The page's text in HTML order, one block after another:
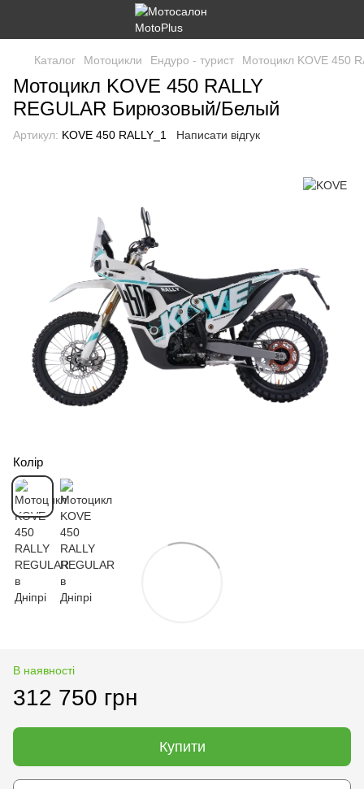
Каталог Мотоцикли Ендуро - турист Мотоцикл KOVE 450
Мотоцикл KOVE 450 RALLY
REGULAR Бирюзовый/Белый
Артикул: KOVE 450 RALLY_1 Написати відгук
Колір
В наявності
312 750 грн
Купити